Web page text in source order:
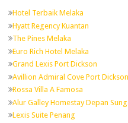
Hotel Terbaik Melaka
Hyatt Regency Kuantan
The Pines Melaka
Euro Rich Hotel Melaka
Grand Lexis Port Dickson
Avillion Admiral Cove Port Dickson
Rossa Villa A Famosa
Alur Galley Homestay Depan
Lexis Suite Penang